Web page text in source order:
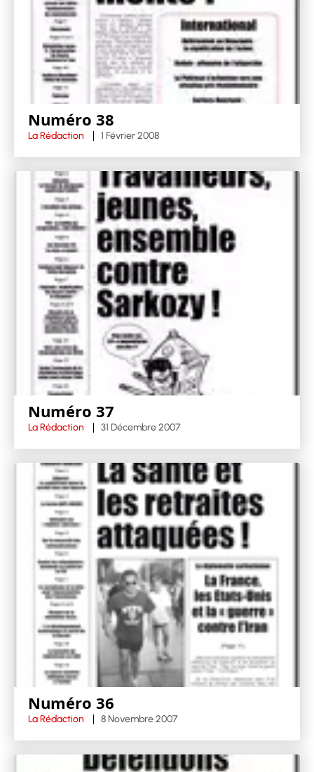
Numéro 38
La Rédaction 1 Février 2008
Numéro 37
La Rédaction 31 Décembre 2007
Numéro 36
La Rédaction 8 Novembre 2007